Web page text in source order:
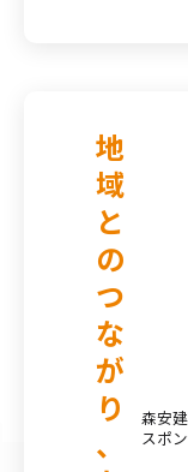
森安
スポ
地
域
と
の
つ
な
が
り
、